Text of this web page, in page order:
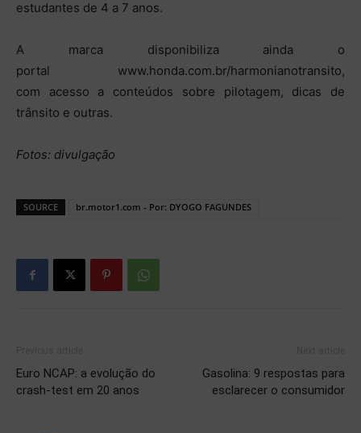
estudantes de 4 a 7 anos.
A marca disponibiliza ainda o
portal www.honda.com.br/harmonianotransito,
com acesso a conteúdos sobre pilotagem, dicas de
trânsito e outras.
Fotos: divulgação
SOURCE br.motor1.com - Por: DYOGO FAGUNDES
Euro NCAP: a evolução do
crash-test em 20 anos
Gasolina: 9 respostas para
esclarecer o consumidor